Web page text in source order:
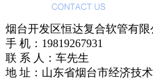
烟台开发区恒达复合软管有限
手 机：19819267931
联 系 人：车先生
地 址：山东省烟台市经济技